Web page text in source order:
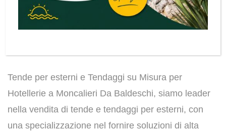
Tendaggi su Misura per
Tende per esterni e Tendaggi su Misura per
Hotellerie a Moncalieri Da Baldeschi, siamo leader
nella vendita di tende e tendaggi per esterni, con
una specializzazione nel fornire soluzioni di alta